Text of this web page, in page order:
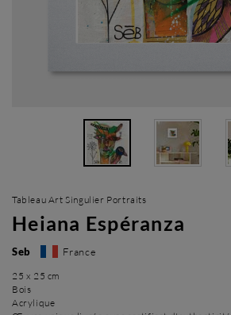
Tableau Art Singulier Portraits
Heiana Espéranza
Seb France
25 x 25 cm
Bois
Acrylique